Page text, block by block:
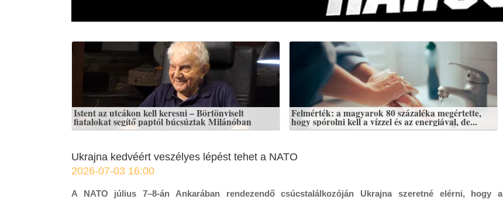
Istent az utcákon kell keresni – Börtönviselt
fiatalokat segítő paptól búcsúztak Milánóban
Felmérték: a magyarok 80 százaléka megértette,
hogy spórolni kell a vízzel és az energiával, de...
Ukrajna kedvéért veszélyes lépést tehet a NATO
2026-07-03 16:00
A NATO július 7–8-án Ankarában rendezendő csúcstalálkozóján Ukrajna szeretné elérni, hogy a